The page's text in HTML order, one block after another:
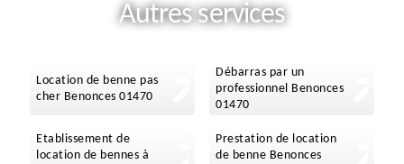
Autres services
Location de benne pas
cher Benonces 01470
Débarras par un
professionnel Benonces
01470
Etablissement de
location de bennes à
Prestation de location
de benne Benonces